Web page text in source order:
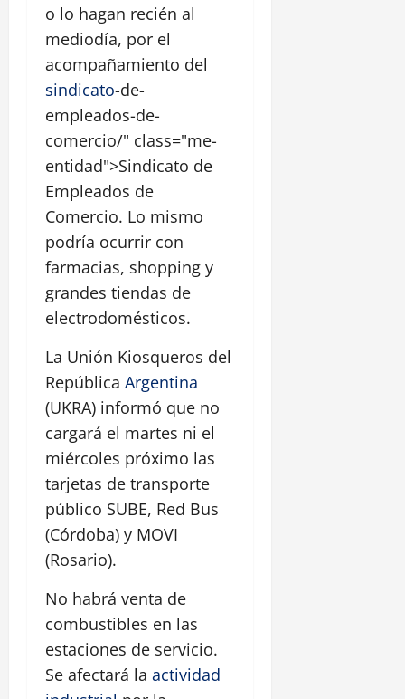
o lo hagan recién al
mediodía, por el
acompañamiento del
sindicato-de-
empleados-de-
comercio/" class="me-
entidad">Sindicato de
Empleados de
Comercio. Lo mismo
podría ocurrir con
farmacias, shopping y
grandes tiendas de
electrodomésticos.
La Unión Kiosqueros del
República Argentina
(UKRA) informó que no
cargará el martes ni el
miércoles próximo las
tarjetas de transporte
público SUBE, Red Bus
(Córdoba) y MOVI
(Rosario).
No habrá venta de
combustibles en las
estaciones de servicio.
Se afectará la actividad